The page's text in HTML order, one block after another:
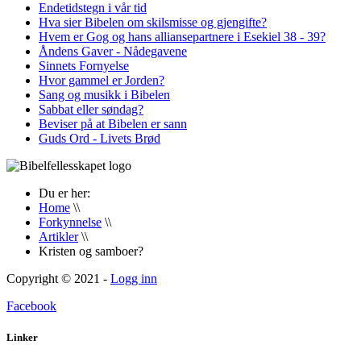
Endetidstegn i vår tid
Hva sier Bibelen om skilsmisse og gjengifte?
Hvem er Gog og hans alliansepartnere i Esekiel 38 - 39?
Åndens Gaver - Nådegavene
Sinnets Fornyelse
Hvor gammel er Jorden?
Sang og musikk i Bibelen
Sabbat eller søndag?
Beviser på at Bibelen er sann
Guds Ord - Livets Brød
Du er her:
Home \\
Forkynnelse \\
Artikler \\
Kristen og samboer?
Copyright © 2021 - Logg inn
Facebook
Linker